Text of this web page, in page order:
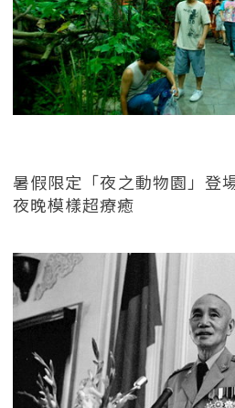
暑假限定「夜之動物園」登
夜晚模樣超療癒